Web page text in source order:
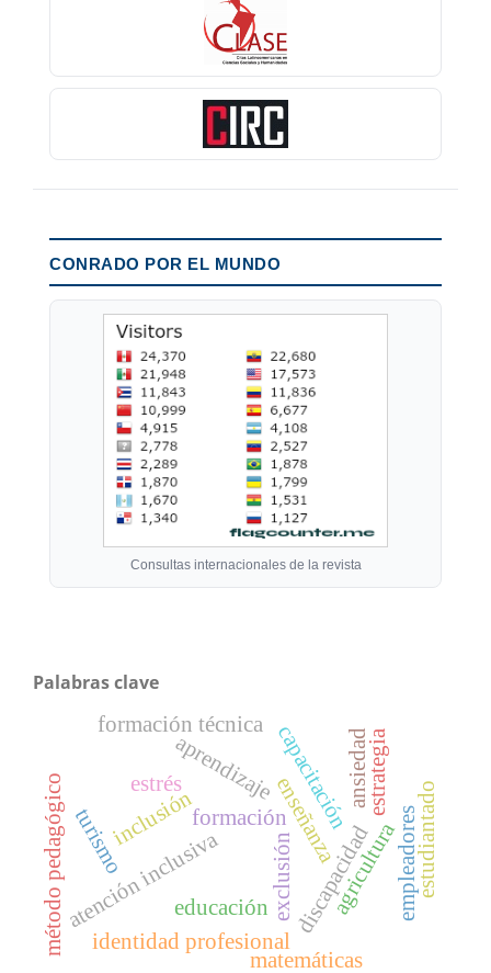
CONRADO POR EL MUNDO
Consultas internacionales de la revista
Palabras clave
formación
atención inclusiva
identidad profesional
enseñanza
aprendizaje
inclusión
exclusióndiscapacidad
capacitación
estrés ansiedad
método pedagógico agricultura
formación técnica
turismo
educación empleadores
estrategia
matemáticas
estudiantado